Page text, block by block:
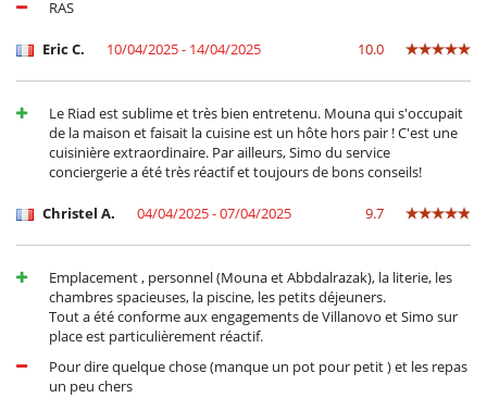
RAS
Eric C. 10/04/2025 - 14/04/2025 10.0
Le Riad est sublime et très bien entretenu. Mouna qui s'occupait
de la maison et faisait la cuisine est un hôte hors pair ! C'est une
cuisinière extraordinaire. Par ailleurs, Simo du service
conciergerie a été très réactif et toujours de bons conseils!
Christel A. 04/04/2025 - 07/04/2025 9.7
Emplacement , personnel (Mouna et Abbdalrazak), la literie, les
chambres spacieuses, la piscine, les petits déjeuners.
Tout a été conforme aux engagements de Villanovo et Simo sur
place est particulièrement réactif.
Pour dire quelque chose (manque un pot pour petit ) et les repas
un peu chers